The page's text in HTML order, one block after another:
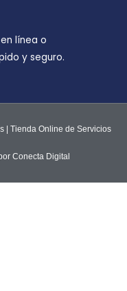
línea o
y seguro.
| Tienda Online de Servicios
Conecta Digital